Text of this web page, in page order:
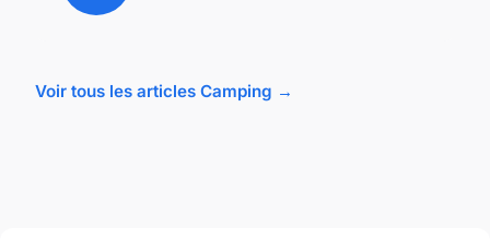
Voir tous les articles Camping →